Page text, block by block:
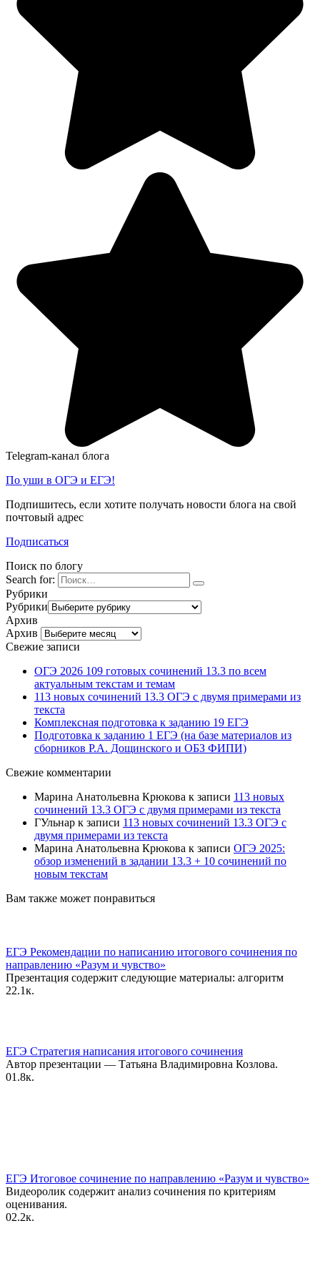
Telegram-канал блога
По уши в ОГЭ и ЕГЭ!
Подпишитесь, если хотите получать новости блога на свой
почтовый адрес
Подписаться
Поиск по блогу
Search for:
Рубрики
Рубрики
Архив
Архив
Свежие записи
ОГЭ 2026 109 готовых сочинений 13.3 по всем
актуальным текстам и темам
113 новых сочинений 13.3 ОГЭ с двумя примерами из
текста
Комплексная подготовка к заданию 19 ЕГЭ
Подготовка к заданию 1 ЕГЭ (на базе материалов из
сборников Р.А. Дощинского и ОБЗ ФИПИ)
Свежие комментарии
Марина Анатольевна Крюкова к записи 113 новых
сочинений 13.3 ОГЭ с двумя примерами из текста
ГУльнар к записи 113 новых сочинений 13.3 ОГЭ с
двумя примерами из текста
Марина Анатольевна Крюкова к записи ОГЭ 2025:
обзор изменений в задании 13.3 + 10 сочинений по
новым текстам
Вам также может понравиться
ЕГЭ Рекомендации по написанию итогового сочинения по
направлению «Разум и чувство»
Презентация содержит следующие материалы: алгоритм
22.1к.
ЕГЭ Стратегия написания итогового сочинения
Автор презентации — Татьяна Владимировна Козлова.
01.8к.
ЕГЭ Итоговое сочинение по направлению «Разум и чувство»
Видеоролик содержит анализ сочинения по критериям
оценивания.
02.2к.